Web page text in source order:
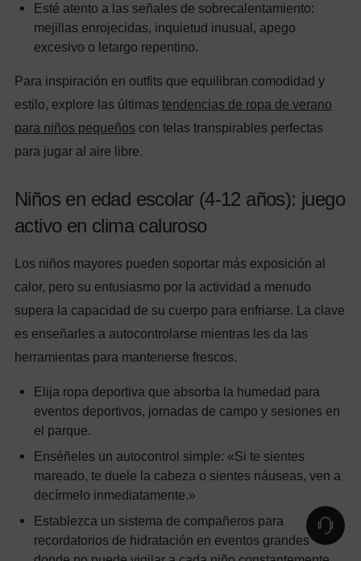
Esté atento a las señales de sobrecalentamiento:
mejillas enrojecidas, inquietud inusual, apego
excesivo o letargo repentino.
Para inspiración en outfits que equilibran comodidad y
estilo, explore las últimas tendencias de ropa de verano
para niños pequeños con telas transpirables perfectas
para jugar al aire libre.
Niños en edad escolar (4-12 años): juego
activo en clima caluroso
Los niños mayores pueden soportar más exposición al
calor, pero su entusiasmo por la actividad a menudo
supera la capacidad de su cuerpo para enfriarse. La clave
es enseñarles a autocontrolarse mientras les da las
herramientas para mantenerse frescos.
Elija ropa deportiva que absorba la humedad para
eventos deportivos, jornadas de campo y sesiones en
el parque.
Enséñeles un autocontrol simple: «Si te sientes
mareado, te duele la cabeza o sientes náuseas, ven a
decírmelo inmediatamente.»
Establezca un sistema de compañeros para
recordatorios de hidratación en eventos grandes